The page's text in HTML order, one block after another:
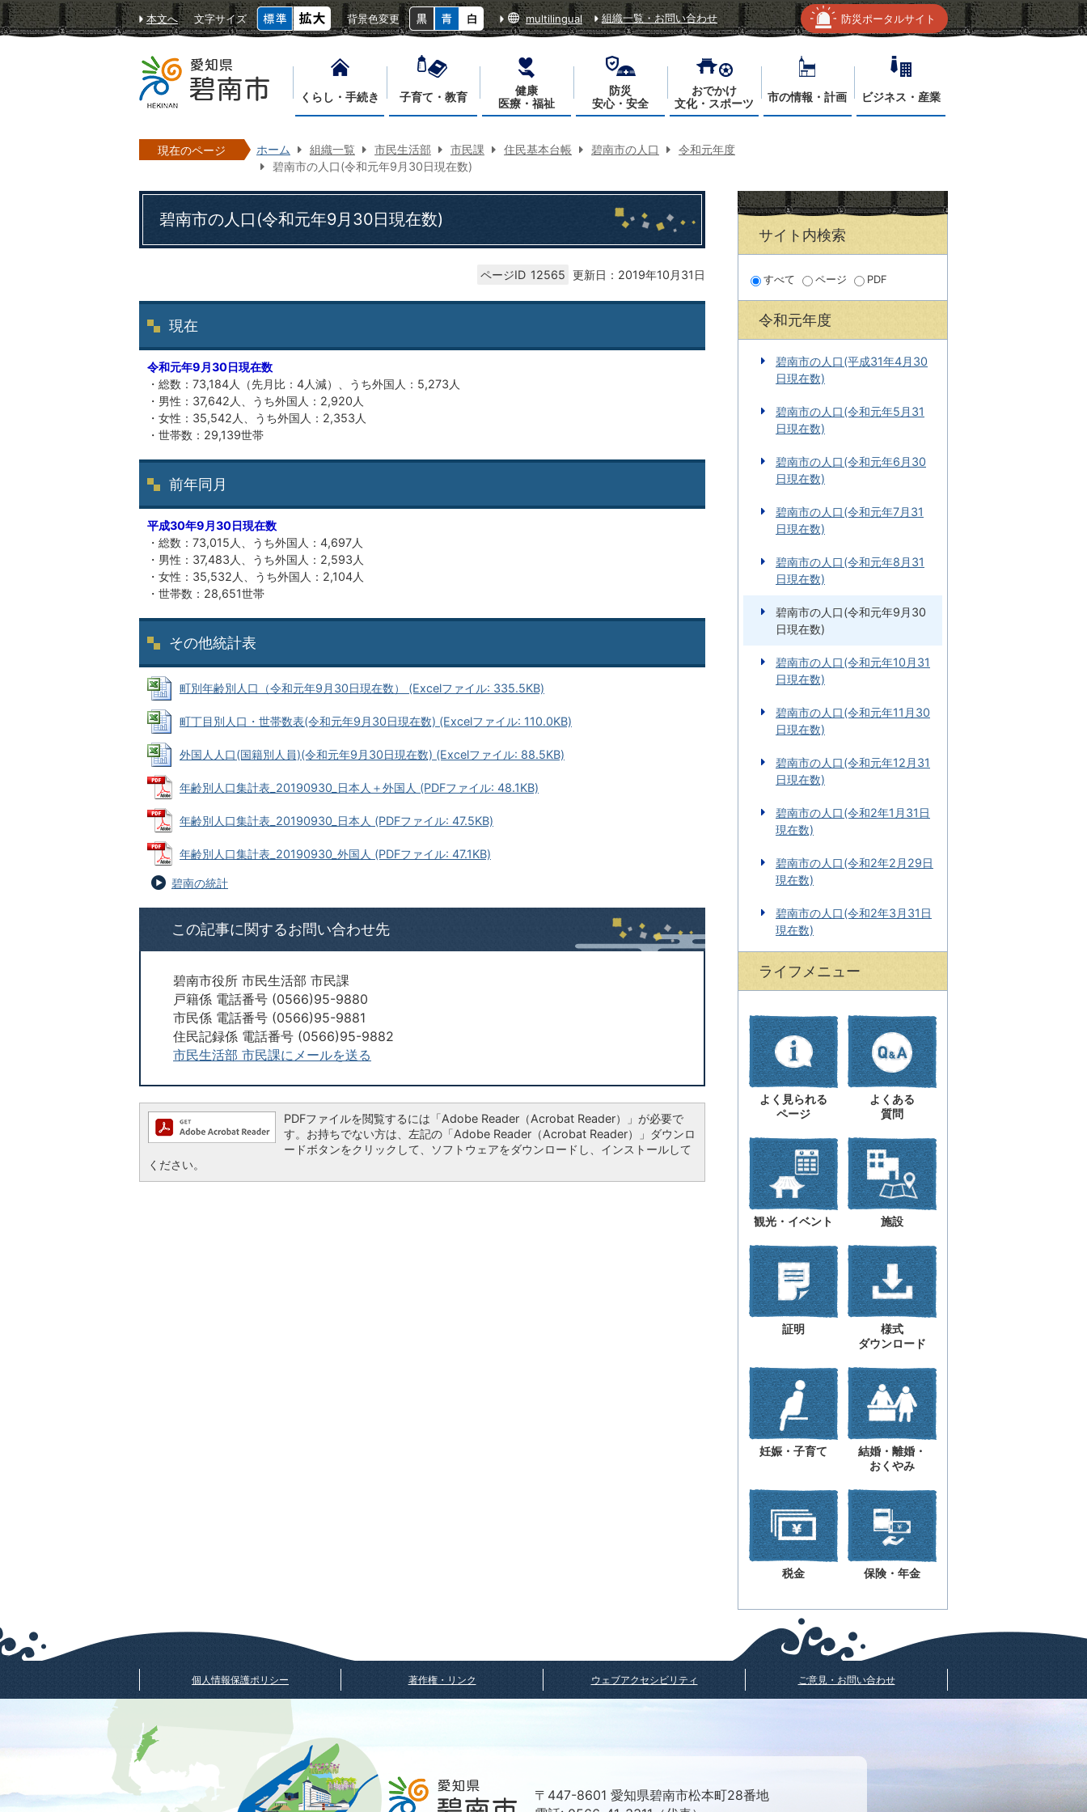
本文へ 文字サイズ 背景色変更 multilingual 組織一覧・お問い合わせ 防災ポータルサイト
くらし・手続き 子育て・教育
健康
医療・福祉
防災
安心・安全
おでかけ
文化・スポーツ
市の情報・計画 ビジネス・産業
現在のページ ホーム 組織一覧 市民生活部 市民課 住民基本台帳 碧南市の人口
令和元年度
碧南市の人口(令和元年9月30日現在数)
碧南市の人口(令和元年9月30日現在数)
ページID 12565 更新日：2019年10月31日
現在
令和元年9月30日現在数
・総数：73,184人（先月比：4人減）、うち外国人：5,273人
・男性：37,642人、うち外国人：2,920人
・女性：35,542人、うち外国人：2,353人
・世帯数：29,139世帯
前年同月
平成30年9月30日現在数
・総数：73,015人、うち外国人：4,697人
・男性：37,483人、うち外国人：2,593人
・女性：35,532人、うち外国人：2,104人
・世帯数：28,651世帯
その他統計表
町別年齢別人口（令和元年9月30日現在数） (Excelファイル: 335.5KB)
町丁目別人口・世帯数表(令和元年9月30日現在数) (Excelファイル: 110.0KB)
外国人人口(国籍別人員)(令和元年9月30日現在数) (Excelファイル: 88.5KB)
年齢別人口集計表_20190930_日本人＋外国人 (PDFファイル: 48.1KB)
年齢別人口集計表_20190930_日本人 (PDFファイル: 47.5KB)
年齢別人口集計表_20190930_外国人 (PDFファイル: 47.1KB)
碧南の統計
この記事に関するお問い合わせ先
碧南市役所 市民生活部 市民課
戸籍係 電話番号 (0566)95-9880
市民係 電話番号 (0566)95-9881
住民記録係 電話番号 (0566)95-9882
市民生活部 市民課にメールを送る
PDFファイルを閲覧するには「Adobe Reader（Acrobat Reader）」が必要で
す。お持ちでない方は、左記の「Adobe Reader（Acrobat Reader）」ダウンロ
ードボタンをクリックして、ソフトウェアをダウンロードし、インストールして
ください。
サイト内検索
すべて ページ PDF
令和元年度
碧南市の人口(平成31年4月30
日現在数)
碧南市の人口(令和元年5月31
日現在数)
碧南市の人口(令和元年6月30
日現在数)
碧南市の人口(令和元年7月31
日現在数)
碧南市の人口(令和元年8月31
日現在数)
碧南市の人口(令和元年9月30
日現在数)
碧南市の人口(令和元年10月31
日現在数)
碧南市の人口(令和元年11月30
日現在数)
碧南市の人口(令和元年12月31
日現在数)
碧南市の人口(令和2年1月31日
現在数)
碧南市の人口(令和2年2月29日
現在数)
碧南市の人口(令和2年3月31日
現在数)
ライフメニュー
よく見られる
ページ
よくある
質問
観光・イベント 施設
証明
様式
ダウンロード
妊娠・子育て
結婚・離婚・
おくやみ
税金 保険・年金
個人情報保護ポリシー 著作権・リンク ウェブアクセシビリティ ご意見・お問い合わせ
〒447-8601 愛知県碧南市松本町28番地